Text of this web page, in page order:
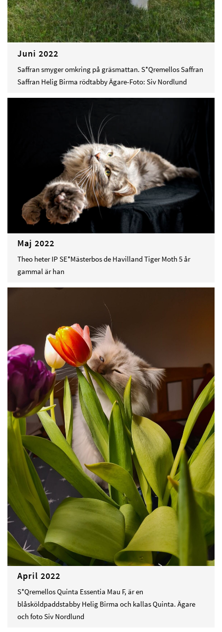
Juni 2022
Saffran smyger omkring på gräsmattan. S*Qremellos Saffran
Saffran Helig Birma rödtabby Ägare-Foto: Siv Nordlund
Maj 2022
Theo heter IP SE*Mästerbos de Havilland Tiger Moth 5 år
gammal är han
April 2022
S*Qremellos Quinta Essentia Mau F, är en
blåsköldpaddstabby Helig Birma och kallas Quinta. Ägare
och foto Siv Nordlund